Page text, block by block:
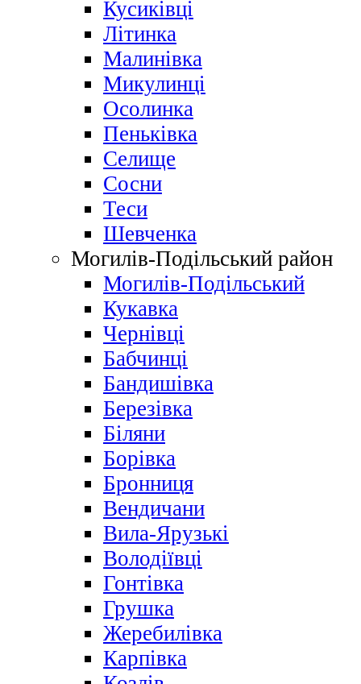
Кусиківці
Літинка
Малинівка
Микулинці
Осолинка
Пеньківка
Селище
Сосни
Теси
Шевченка
Могилів-Подільський район
Могилів-Подільський
Кукавка
Чернівці
Бабчинці
Бандишівка
Березівка
Біляни
Борівка
Бронниця
Вендичани
Вила-Ярузькі
Володіївці
Гонтівка
Грушка
Жеребилівка
Карпівка